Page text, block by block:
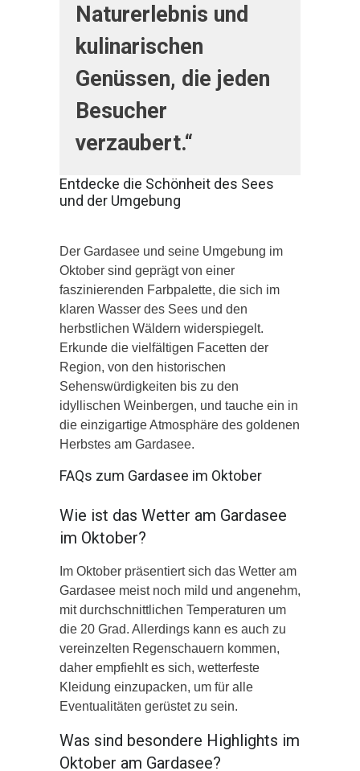
Naturerlebnis und
kulinarischen
Genüssen, die jeden
Besucher
verzaubert.“
Entdecke die Schönheit des Sees
und der Umgebung
Der Gardasee und seine Umgebung im
Oktober sind geprägt von einer
faszinierenden Farbpalette, die sich im
klaren Wasser des Sees und den
herbstlichen Wäldern widerspiegelt.
Erkunde die vielfältigen Facetten der
Region, von den historischen
Sehenswürdigkeiten bis zu den
idyllischen Weinbergen, und tauche ein in
die einzigartige Atmosphäre des goldenen
Herbstes am Gardasee.
FAQs zum Gardasee im Oktober
Wie ist das Wetter am Gardasee
im Oktober?
Im Oktober präsentiert sich das Wetter am
Gardasee meist noch mild und angenehm,
mit durchschnittlichen Temperaturen um
die 20 Grad. Allerdings kann es auch zu
vereinzelten Regenschauern kommen,
daher empfiehlt es sich, wetterfeste
Kleidung einzupacken, um für alle
Eventualitäten gerüstet zu sein.
Was sind besondere Highlights im
Oktober am Gardasee?